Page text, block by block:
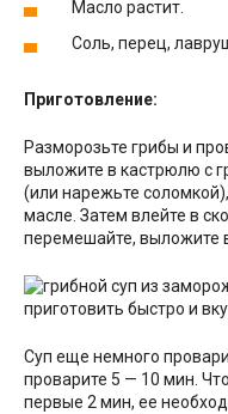
Масло растит.
Соль, перец,
Приготовление:
Разморозьте грибы и
выложите в кастрюлю с
(или нарежьте
масле. Затем влейте в
перемешайте, выложите
Суп еще немного
проварите 5 — 10 мин.
первые 2 мин, ее